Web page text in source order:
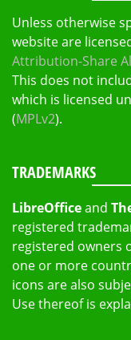
Unless otherwise
website are
Attribution-Share
This does not
which is licensed
(MPLv2).
TRADEMARKS
LibreOfficeand
registered
registered owners
one or more
icons are also
Use thereof is